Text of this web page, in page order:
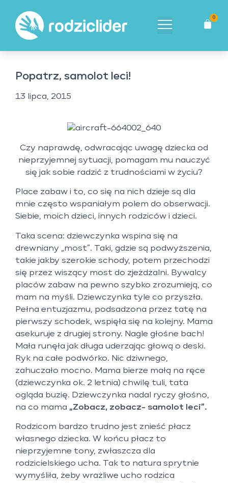
0
Popatrz, samolot leci!
13 lipca, 2015
Czy naprawdę, odwracając uwagę dziecka od
nieprzyjemnej sytuacji, pomagam mu nauczyć
się jak sobie radzić z trudnościami w życiu?
Place zabaw i to, co się na nich dzieje są dla
mnie często wspaniałym polem do obserwacji.
Siebie, moich dzieci, innych rodziców i dzieci.
Taka scena: dziewczynka wspina się na
drewniany „most”. Taki, gdzie są podwyższenia,
takie jakby szerokie schody, potem przechodzi
się przez wiszący most do zjeżdżalni. Bywalcy
placów zabaw na pewno szybko zrozumieją, co
mam na myśli. Dziewczynka tyle co przyszła.
Pełna entuzjazmu, podsadzona przez tatę na
pierwszy schodek, wspięła się na kolejny. Mama
asekuruje z drugiej strony. Nagle głośne bach!
Mała runęła jak długa uderzając głową o deski.
Ryk na całe podwórko. Nic dziwnego,
zahuczało mocno. Mama bierze małą na ręce
(dziewczynka ok. 2 letnia) chwilę tuli, tata
ogląda buzię. Dziewczynka nadal ryczy głośno,
na co mama „Zobacz, zobacz- samolot leci”.
Rodzicom bardzo trudno jest znieść płacz
własnego dziecka. W końcu płacz to
nieprzyjemne tony, zwłaszcza dla
rodzicielskiego ucha. Tak to natura sprytnie
wymyśliła, żeby wrażliwe ucho rodzica